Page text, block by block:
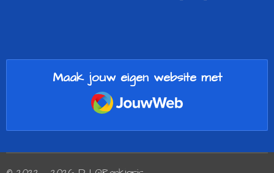
Maak jouw eigen website met
JouwWeb